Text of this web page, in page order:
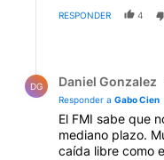
RESPONDER 4
DG Daniel Gonzalez
Responder a Gabo Cien
El FMI sabe que
mediano plazo.
caída libre como